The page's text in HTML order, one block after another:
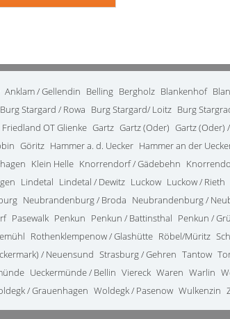
Anklam / Gellendin Belling Bergholz Blankenhof
Burg Stargard / Rowa Burg Stargard/ Loitz Burg
Friedland OT Glienke Gartz Gartz (Oder) Gartz (Oder)
Göritz Hammer a. d. Uecker Hammer an der
Klein Helle Knorrendorf / Gädebehn
Lindetal Lindetal / Dewitz Luckow Luckow / Rieth
Neubrandenburg / Broda Neubrandenburg /
Pasewalk Penkun Penkun / Battinsthal Penkun /
Rothenklempenow / Glashütte Röbel/Müritz
/ Neuensund Strasburg / Gehren Tantow
Ueckermünde / Bellin Viereck Waren Warlin
/ Grauenhagen Woldegk / Pasenow Wulkenzin